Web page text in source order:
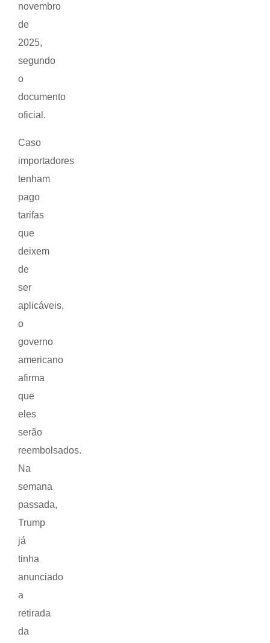
novembro
de
2025,
segundo
o
documento
oficial.
Caso
importadores
tenham
pago
tarifas
que
deixem
de
ser
aplicáveis,
o
governo
americano
afirma
que
eles
serão
reembolsados.
Na
semana
passada,
Trump
já
tinha
anunciado
a
retirada
da